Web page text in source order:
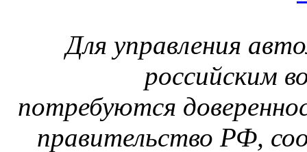
Для управления
российским
потребуются
правительство РФ,